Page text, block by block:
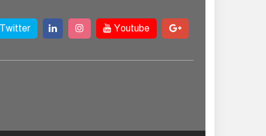
Twitter Youtube